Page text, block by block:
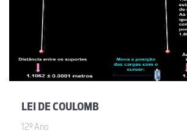
LEI DE COULOMB
12º Ano